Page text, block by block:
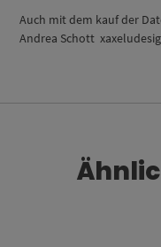
Auch mit dem kauf der
Andrea Schott